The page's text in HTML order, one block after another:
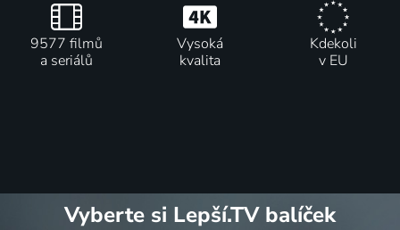
9577 filmů
a seriálů
Vysoká
kvalita
Kdekoli
v EU
Vyberte si Lepší.TV balíček